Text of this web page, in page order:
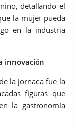
detallando el
la mujer pueda
en la industria
innovación
la jornada fue la
figuras que
la gastronomía